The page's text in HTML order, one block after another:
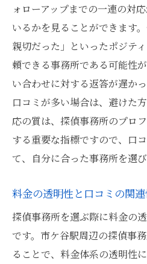
ォローアップまでの一連の対
いるかを見ることができます
親切だった」といったポジテ
頼できる事務所である可能性
い合わせに対する返答が遅か
口コミが多い場合は、避けた
応の質は、探偵事務所のプロ
する重要な指標ですので、口
て、自分に合った事務所を選び
料金の透明性と口コミの関
探偵事務所を選ぶ際に料金の
です。市ケ谷駅周辺の探偵事
ることで、料金体系の透明性